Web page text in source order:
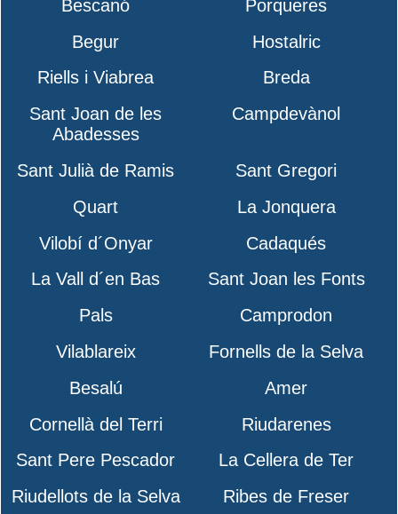
Bescanó
Porqueres
Begur
Hostalric
Riells i Viabrea
Breda
Sant Joan de les
Abadesses
Campdevànol
Sant Julià de Ramis
Sant Gregori
Quart
La Jonquera
Vilobí d´Onyar
Cadaqués
La Vall d´en Bas
Sant Joan les Fonts
Pals
Camprodon
Vilablareix
Fornells de la Selva
Besalú
Amer
Cornellà del Terri
Riudarenes
Sant Pere Pescador
La Cellera de Ter
Riudellots de la Selva
Ribes de Freser